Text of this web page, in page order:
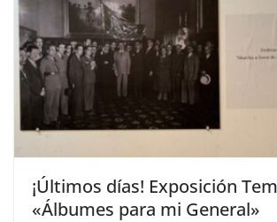
¡Últimos días! Exposición
«Álbumes para mi General»